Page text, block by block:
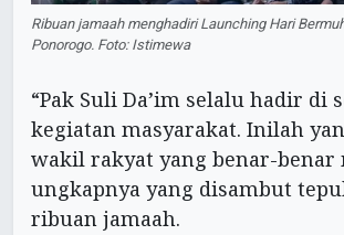
Ribuan jamaah menghadiri Launching Hari
Ponorogo. Foto: Istimewa
“Pak Suli Da’im selalu hadir di
kegiatan masyarakat. Inilah
wakil rakyat yang benar-benar
ungkapnya yang disambut
ribuan jamaah.